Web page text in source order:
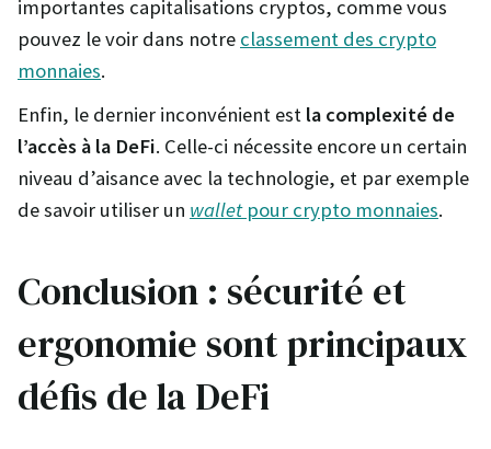
importantes capitalisations cryptos, comme vous
pouvez le voir dans notre classement des crypto
monnaies.
Enfin, le dernier inconvénient est la complexité de
l’accès à la DeFi. Celle-ci nécessite encore un certain
niveau d’aisance avec la technologie, et par exemple
de savoir utiliser un walletpour crypto monnaies.
Conclusion : sécurité et
ergonomie sont principaux
défis de la DeFi